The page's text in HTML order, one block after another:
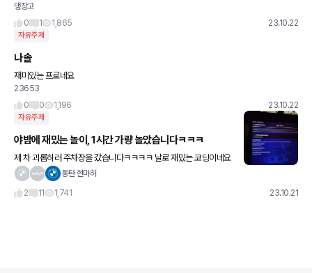
댕장고
0
1 1,865 23.10.22
자유주제
나솔
재미있는 프로네요
23653
0
0 1,196 23.10.22
자유주제
야밤에 재밌는 놀이, 1시간 가량 놀았습니다ㅋㅋㅋ
제 차 괴롭히러 주차장을 갔습니다ㅋㅋㅋㅋ 날로 재밌는 코딩이네요
ㅋㅋㅋㅋㅋㅋ 동탄 현마허
2
11 1,741 23.10.21